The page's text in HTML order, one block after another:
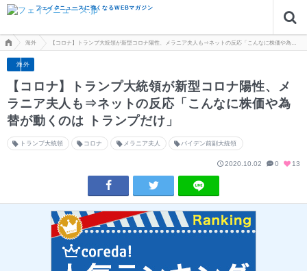
フェイクニュースに強くなるWEBマガジン
海外 【コロナ】トランプ大統領が新型コロナ陽性、メラニア夫人も⇒ネットの反応「こんなに株価や為替が
海外
【コロナ】トランプ大統領が新型コロナ陽性、メ
ラニア夫人も⇒ネットの反応「こんなに株価や為
替が動くのは トランプだけ」
トランプ大統領 コロナ メラニア夫人 バイデン前副大統領
2020.10.02 0 13